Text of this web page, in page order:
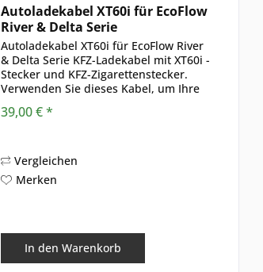
Autoladekabel XT60i für EcoFlow
River & Delta Serie
Autoladekabel XT60i für EcoFlow River
& Delta Serie KFZ-Ladekabel mit XT60i -
Stecker und KFZ-Zigarettenstecker.
Verwenden Sie dieses Kabel, um Ihre
mit dem Autoladegerät
39,00 € *
Vergleichen
Merken
In den Warenkorb